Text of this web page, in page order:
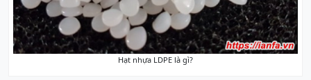
Hạt nhựa LDPE là gì?